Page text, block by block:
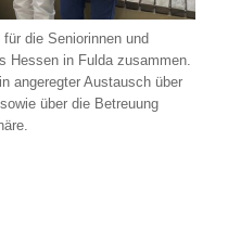
die Seniorinnen und
Hessen in Fulda zusammen.
angeregter Austausch über
über die Betreuung